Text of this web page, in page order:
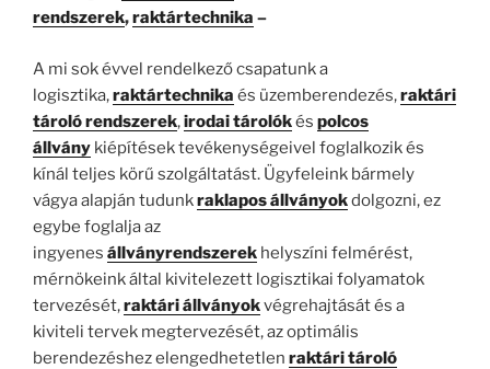
rendszerek,raktártechnika –
A mi sok évvel rendelkező csapatunk a
logisztika,raktártechnika és üzemberendezés,raktári
tároló rendszerek,irodai tárolókés polcos
állvány kiépítések tevékenységeivel foglalkozik és
kínál teljes körű szolgáltatást. Ügyfeleink bármely
vágya alapján tudunkraklapos állványokdolgozni, ez
egybe foglalja az
ingyenes állványrendszerek helyszíni felmérést,
mérnökeink által kivitelezett logisztikai folyamatok
tervezését,raktári állványokvégrehajtását és a
kiviteli tervek megtervezését, az optimális
berendezéshez elengedhetetlen raktári tároló